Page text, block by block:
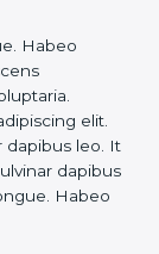
Habeo
elit.
dapibus leo. It
dapibus
Habeo